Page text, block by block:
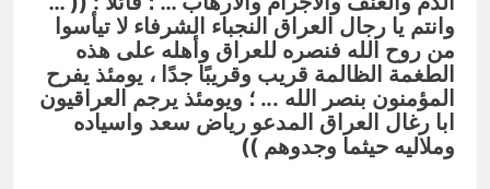
وانتم يا رجال العراق النجباء الشرفاء لا تيأسوا
من روح الله فنصره للعراق وأهله على هذه
الطغمة الظالمة قريب وقريبًا جدًا ، يومئذ يفرح
المؤمنون بنصر الله ... ؛ ويومئذ يرجم العراقيون
ابا رغال العراق المدعو رياض سعد واسياده
وملاليه حيثما وجدوهم ))